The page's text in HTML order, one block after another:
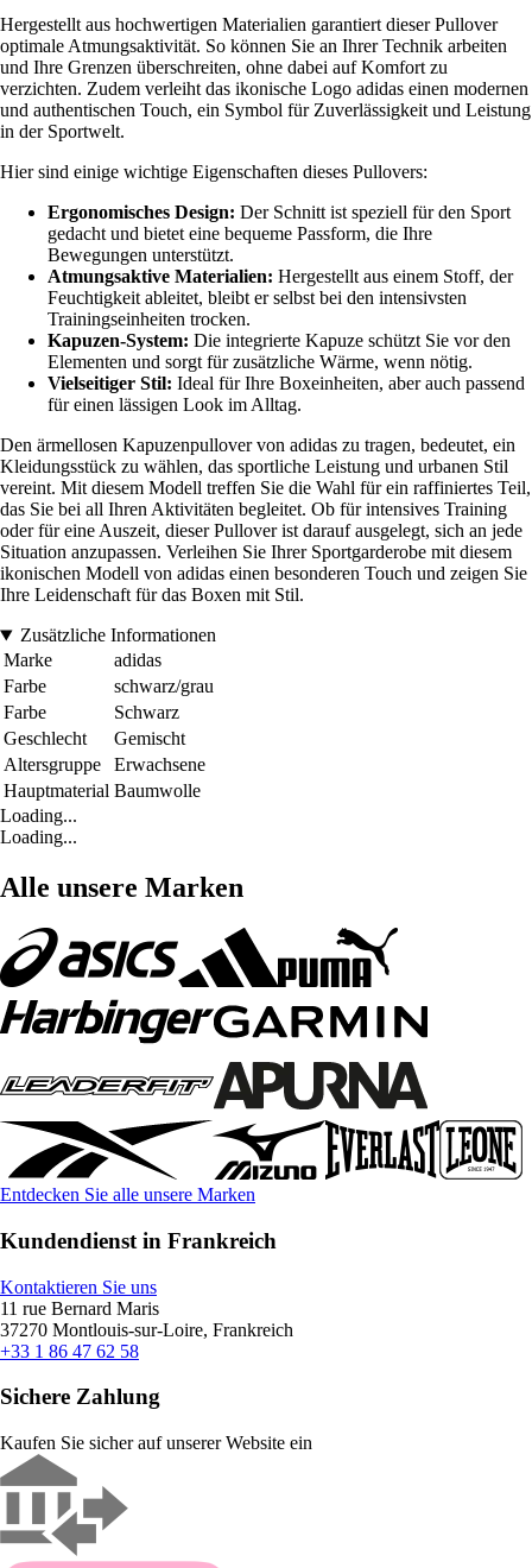
Hergestellt aus hochwertigen Materialien garantiert dieser Pullover
optimale Atmungsaktivität. So können Sie an Ihrer Technik arbeiten
und Ihre Grenzen überschreiten, ohne dabei auf Komfort zu
verzichten. Zudem verleiht das ikonische Logo adidas einen modernen
und authentischen Touch, ein Symbol für Zuverlässigkeit und Leistung
in der Sportwelt.
Hier sind einige wichtige Eigenschaften dieses Pullovers:
Ergonomisches Design: Der Schnitt ist speziell für den Sport
gedacht und bietet eine bequeme Passform, die Ihre
Bewegungen unterstützt.
Atmungsaktive Materialien: Hergestellt aus einem Stoff, der
Feuchtigkeit ableitet, bleibt er selbst bei den intensivsten
Trainingseinheiten trocken.
Kapuzen-System: Die integrierte Kapuze schützt Sie vor den
Elementen und sorgt für zusätzliche Wärme, wenn nötig.
Vielseitiger Stil: Ideal für Ihre Boxeinheiten, aber auch passend
für einen lässigen Look im Alltag.
Den ärmellosen Kapuzenpullover von adidas zu tragen, bedeutet, ein
Kleidungsstück zu wählen, das sportliche Leistung und urbanen Stil
vereint. Mit diesem Modell treffen Sie die Wahl für ein raffiniertes Teil,
das Sie bei all Ihren Aktivitäten begleitet. Ob für intensives Training
oder für eine Auszeit, dieser Pullover ist darauf ausgelegt, sich an jede
Situation anzupassen. Verleihen Sie Ihrer Sportgarderobe mit diesem
ikonischen Modell von adidas einen besonderen Touch und zeigen Sie
Ihre Leidenschaft für das Boxen mit Stil.
Zusätzliche Informationen
Marke
adidas
Farbe
schwarz/grau
Farbe
Schwarz
Geschlecht
Gemischt
Altersgruppe
Erwachsene
Hauptmaterial Baumwolle
Loading...
Loading...
Alle unsere Marken
Entdecken Sie alle unsere Marken
Kundendienst in Frankreich
Kontaktieren Sie uns
11 rue Bernard Maris
37270 Montlouis-sur-Loire, Frankreich
+33 1 86 47 62 58
Sichere Zahlung
Kaufen Sie sicher auf unserer Website ein